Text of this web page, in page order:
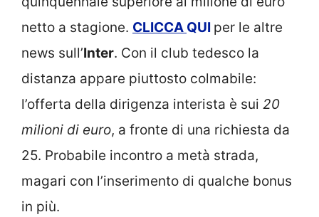
netto a stagione. CLICCA QUI per le altre
news sull’Inter. Con il club tedesco la
distanza appare piuttosto colmabile:
l’offerta della dirigenza interista è sui 20
milioni di euro, a fronte di una richiesta da
25. Probabile incontro a metà strada,
magari con l’inserimento di qualche bonus
in più.